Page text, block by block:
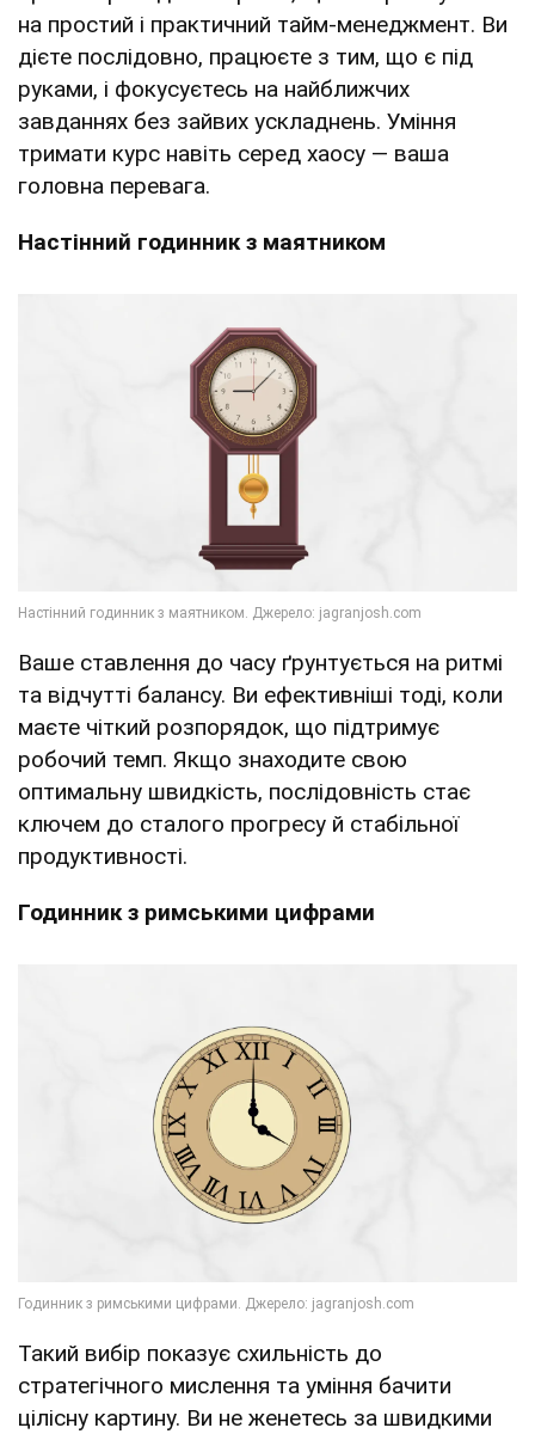
на простий і практичний тайм-менеджмент. Ви
дієте послідовно, працюєте з тим, що є під
руками, і фокусуєтесь на найближчих
завданнях без зайвих ускладнень. Уміння
тримати курс навіть серед хаосу — ваша
головна перевага.
Настінний годинник з маятником
Ваше ставлення до часу ґрунтується на ритмі
та відчутті балансу. Ви ефективніші тоді, коли
маєте чіткий розпорядок, що підтримує
робочий темп. Якщо знаходите свою
оптимальну швидкість, послідовність стає
ключем до сталого прогресу й стабільної
продуктивності.
Годинник з римськими цифрами
Такий вибір показує схильність до
стратегічного мислення та уміння бачити
цілісну картину. Ви не женетесь за швидкими